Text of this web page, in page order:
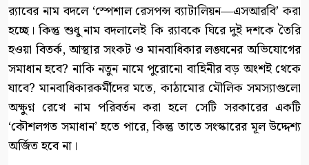
র‍্যাবের নাম বদলে ‘স্পেশাল রেসপন্স ব্যাটালিয়ন—এসআরবি’ করা
হচ্ছে। কিন্তু শুধু নাম বদলালেই কি র‍্যাবকে ঘিরে দুই দশকে তৈরি
হওয়া বিতর্ক, আস্থার সংকট ও মানবাধিকার লঙ্ঘনের অভিযোগের
সমাধান হবে? নাকি নতুন নামে পুরোনো বাহিনীর বড় অংশই থেকে
যাবে? মানবাধিকারকর্মীদের মতে, কাঠামোর মৌলিক সমস্যাগুলো
অক্ষুণ্ন রেখে নাম পরিবর্তন করা হলে সেটি সরকারের একটি
‘কৌশলগত সমাধান’ হতে পারে, কিন্তু তাতে সংস্কারের মূল উদ্দেশ্য
অর্জিত হবে না।